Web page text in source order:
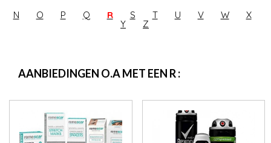
N
O P Q R S T U V W X
Y Z
AANBIEDINGEN O.A MET EEN R :